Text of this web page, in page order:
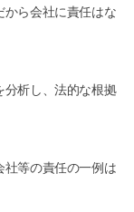
から会社に責任はな
分析し、法的な根拠
社等の責任の一例は